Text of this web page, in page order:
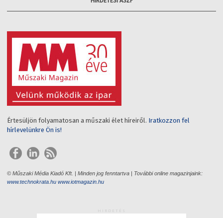
Értesüljön folyamatosan a műszaki élet híreiről. Iratkozzon fel
hírlevelünkre Ön is!
© Műszaki Média Kiadó Kft. | Minden jog fenntartva | További online magazinjaink:
www.technokrata.hu www.iotmagazin.hu
HIRDETÉS